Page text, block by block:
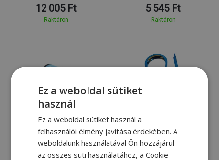
12 005 Ft
Raktáron
5 545 Ft
Raktáron
S M L
Speedo
Úszókesztyű Speedo Aqua
Finis
Karrögzítő Finis Forearm
Ez a weboldal sütiket
használ
Ez a weboldal sütiket használ a
felhasználói élmény javítása érdekében. A
weboldalunk használatával Ön hozzájárul
az összes süti használatához, a Cookie